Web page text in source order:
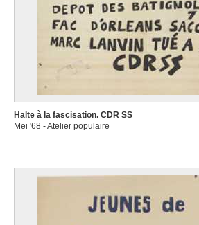
Halte à la fascisation. CDR SS
Mei '68 - Atelier populaire